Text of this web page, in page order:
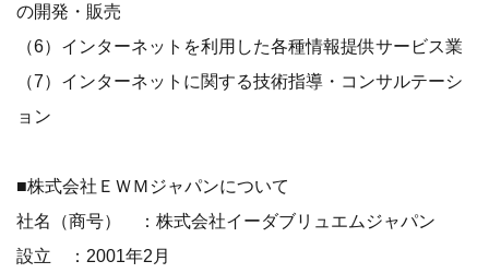
の開発・販売
（6）インターネットを利用した各種情報提供サービス業
（7）インターネットに関する技術指導・コンサルテーシ
ョン
■株式会社ＥＷＭジャパンについて
社名（商号） ：株式会社イーダブリュエムジャパン
設立 ：2001年2月